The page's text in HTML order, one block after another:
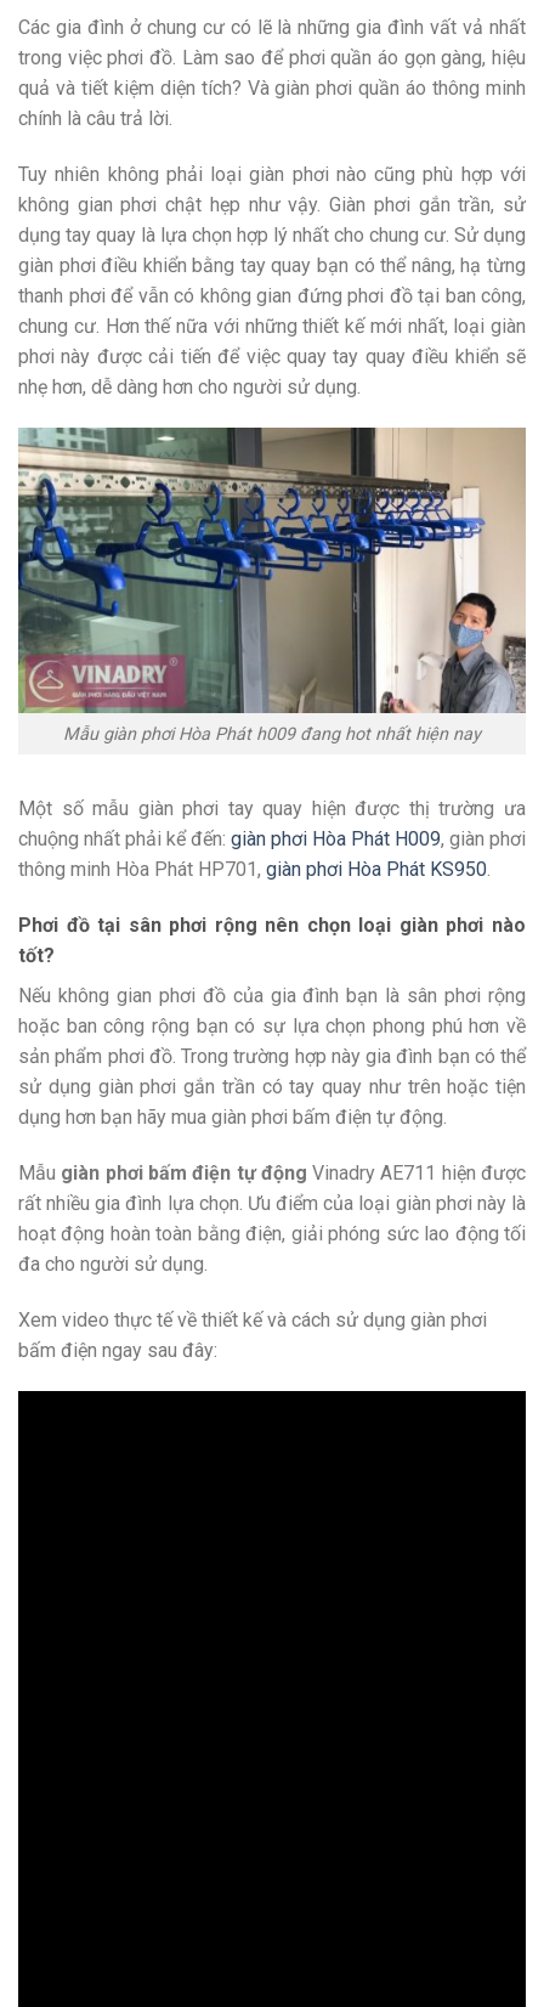
Các gia đình ở chung cư có lẽ là những gia đình vất vả nhất
trong việc phơi đồ. Làm sao để phơi quần áo gọn gàng, hiệu
quả và tiết kiệm diện tích? Và giàn phơi quần áo thông minh
chính là câu trả lời.
Tuy nhiên không phải loại giàn phơi nào cũng phù hợp với
không gian phơi chật hẹp như vậy. Giàn phơi gắn trần, sử
dụng tay quay là lựa chọn hợp lý nhất cho chung cư. Sử dụng
giàn phơi điều khiển bằng tay quay bạn có thể nâng, hạ từng
thanh phơi để vẫn có không gian đứng phơi đồ tại ban công,
chung cư. Hơn thế nữa với những thiết kế mới nhất, loại giàn
phơi này được cải tiến để việc quay tay quay điều khiển sẽ
nhẹ hơn, dễ dàng hơn cho người sử dụng.
Mẫu giàn phơi Hòa Phát h009 đang hot nhất hiện nay
Một số mẫu giàn phơi tay quay hiện được thị trường ưa
chuộng nhất phải kể đến: giàn phơi Hòa Phát H009, giàn phơi
thông minh Hòa Phát HP701, giàn phơi Hòa Phát KS950.
Phơi đồ tại sân phơi rộng nên chọn loại giàn phơi nào
tốt?
Nếu không gian phơi đồ của gia đình bạn là sân phơi rộng
hoặc ban công rộng bạn có sự lựa chọn phong phú hơn về
sản phẩm phơi đồ. Trong trường hợp này gia đình bạn có thể
sử dụng giàn phơi gắn trần có tay quay như trên hoặc tiện
dụng hơn bạn hãy mua giàn phơi bấm điện tự động.
Mẫu giàn phơi bấm điện tự động Vinadry AE711 hiện được
rất nhiều gia đình lựa chọn. Ưu điểm của loại giàn phơi này là
hoạt động hoàn toàn bằng điện, giải phóng sức lao động tối
đa cho người sử dụng.
Xem video thực tế về thiết kế và cách sử dụng giàn phơi
bấm điện ngay sau đây: